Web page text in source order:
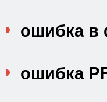
ошибка в
ошибка